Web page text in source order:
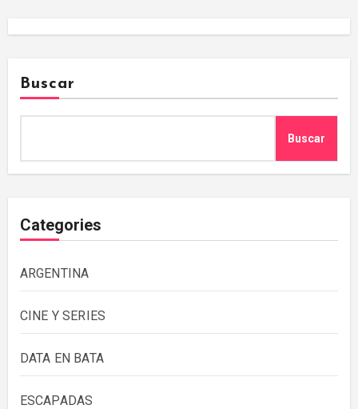
Buscar
Buscar
Categories
ARGENTINA
CINE Y SERIES
DATA EN BATA
ESCAPADAS